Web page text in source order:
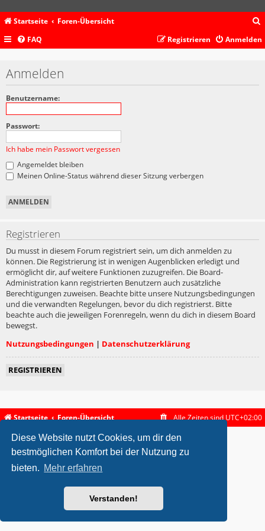
Diese Website nutzt Cookies, um dir den
bestmöglichen Komfort bei der Nutzung zu
bieten. Mehr erfahren
Verstanden!
Startseite Foren-Übersicht
c
FAQ Anmelden
Registrieren
Anmelden
Benutzername:
Passwort:
Ich habe mein Passwort vergessen
Angemeldet bleiben
Meinen Online-Status während dieser Sitzung verbergen
Registrieren
Du musst in diesem Forum registriert sein, um dich anmelden zu
können. Die Registrierung ist in wenigen Augenblicken erledigt und
ermöglicht dir, auf weitere Funktionen zuzugreifen. Die Board-
Administration kann registrierten Benutzern auch zusätzliche
Berechtigungen zuweisen. Beachte bitte unsere Nutzungsbedingungen
und die verwandten Regelungen, bevor du dich registrierst. Bitte
beachte auch die jeweiligen Forenregeln, wenn du dich in diesem Board
bewegst.
Nutzungsbedingungen | Datenschutzerklärung
REGISTRIEREN
Startseite Foren-Übersicht Alle Zeiten sindUTC+02:00
metrolike style byEric SeguinUpdated for phpBB3.2 by
Powered byphpBB ® Forum Software © phpBB Limited
phpBB.de
Datenschutz